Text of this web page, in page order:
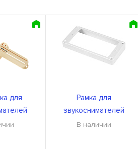
для
U
Рамка для
звукоснимателей
DiMarzio DM1301W
В наличии